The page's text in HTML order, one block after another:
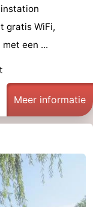
gratis WiFi,
een ...
Meer informatie